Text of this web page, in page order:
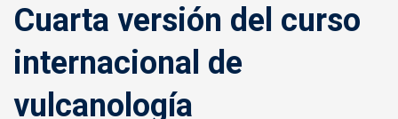
Cuarta versión del curso
internacional de
vulcanología